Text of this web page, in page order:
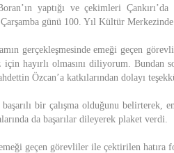
yaptığı ve çekimleri
günü 100. Yıl Kültür
gerçekleşmesinde emeği geçen
için hayırlı olmasını diliyorum.
Özcan’a katkılarından dolayı
bir çalışma olduğunu belirterek,
da başarılar dileyerek plaket verdi.
geçen görevliler ile çektirilen hatıra